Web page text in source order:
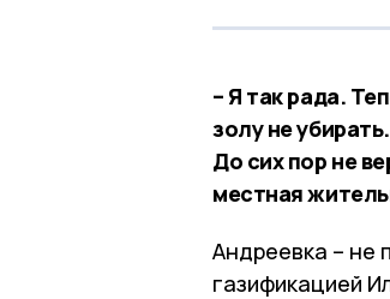
– Я так рада.
золу не
До сих пор не
местная
Андреевка – не
газификацией